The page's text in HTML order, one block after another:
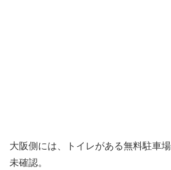
大阪側には、トイレがある無料駐車
未確認。